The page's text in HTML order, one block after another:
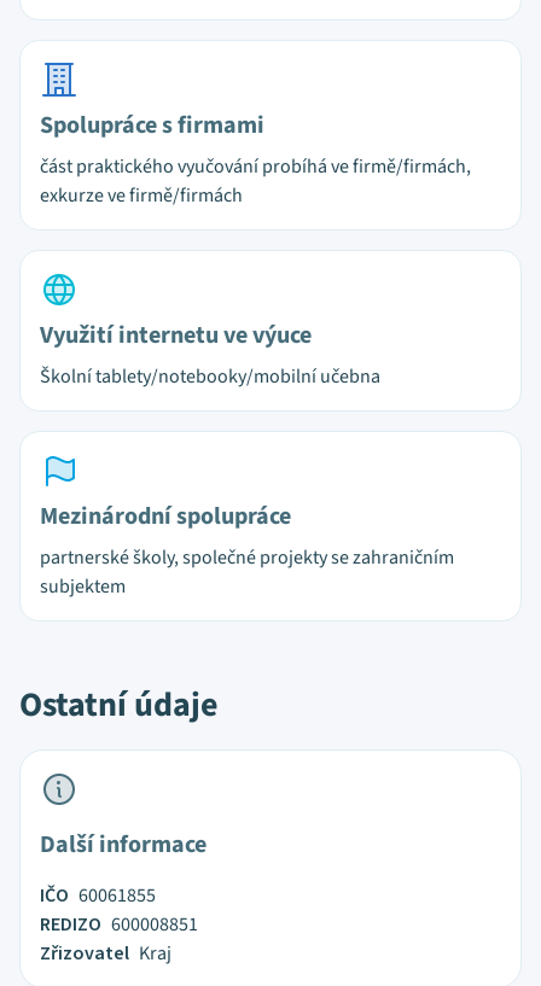
Spolupráce s firmami
část praktického vyučování probíhá ve firmě/firmách,
exkurze ve firmě/firmách
Využití internetu ve výuce
Školní tablety/notebooky/mobilní učebna
Mezinárodní spolupráce
partnerské školy, společné projekty se zahraničním
subjektem
Ostatní údaje
Další informace
IČO 60061855
REDIZO 600008851
Zřizovatel Kraj